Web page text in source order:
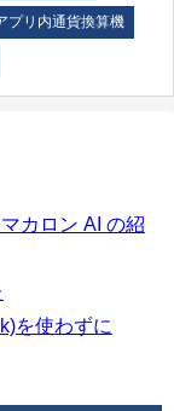
プリ内通貨換算機
カロン AI の紹
を使わずに